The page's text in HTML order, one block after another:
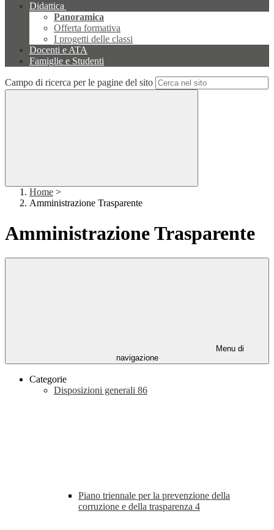
Didattica
Panoramica
Offerta formativa
I progetti delle classi
Docenti e ATA
Famiglie e Studenti
Campo di ricerca per le pagine del sito
Home >
Amministrazione Trasparente
Amministrazione Trasparente
Menu di
navigazione
Categorie
Disposizioni generali 86
Piano triennale per la prevenzione della
corruzione e della trasparenza 4